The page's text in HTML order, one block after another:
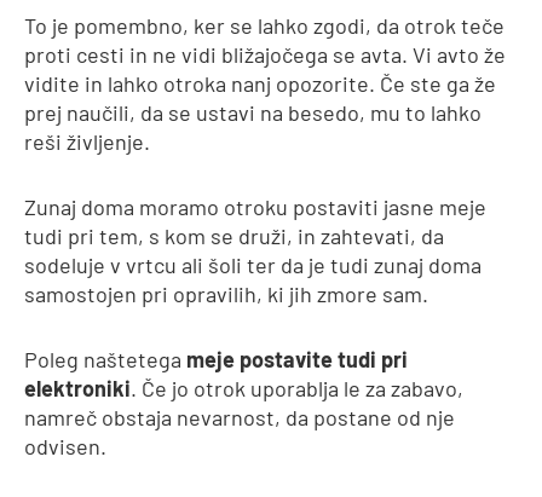
To je pomembno, ker se lahko zgodi, da otrok teče
proti cesti in ne vidi bližajočega se avta. Vi avto že
vidite in lahko otroka nanj opozorite. Če ste ga že
prej naučili, da se ustavi na besedo, mu to lahko
reši življenje.
Zunaj doma moramo otroku postaviti jasne meje
tudi pri tem, s kom se druži, in zahtevati, da
sodeluje v vrtcu ali šoli ter da je tudi zunaj doma
samostojen pri opravilih, ki jih zmore sam.
Poleg naštetega meje postavite tudi pri
elektroniki. Če jo otrok uporablja le za zabavo,
namreč obstaja nevarnost, da postane od nje
odvisen.